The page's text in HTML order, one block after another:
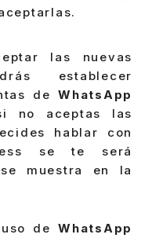
las nuevas
establecer
de WhatsApp
no aceptas las
hablar con
se te será
muestra en la
de WhatsApp